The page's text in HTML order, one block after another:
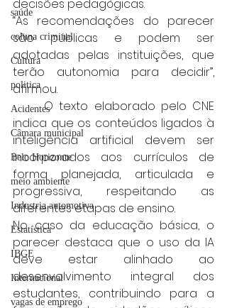
saúde
coluna criminal
Cultura
politica
Acidentes
Câmara municipal
Belo Horizonte
meio ambiente
Industria automotiva
Estatística
IBGE
Internacional
vagas de emprego
decisões pedagógicas.
“As recomendações do parecer
são públicas e podem ser
adotadas pelas instituições, que
terão autonomia para decidir”,
afirmou.
	O texto elaborado pelo CNE
indica que os conteúdos ligados à
inteligência artificial devem ser
incorporados aos currículos de
forma planejada, articulada e
progressiva, respeitando as
diferentes etapas de ensino.
No caso da educação básica, o
parecer destaca que o uso da IA
deve estar alinhado ao
desenvolvimento integral dos
estudantes, contribuindo para a